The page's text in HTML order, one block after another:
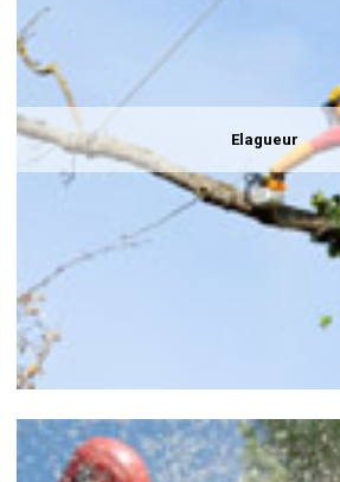
Elagueur